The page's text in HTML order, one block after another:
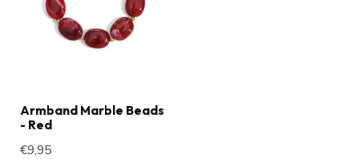
Armband Marble Beads
- Red
€9,95